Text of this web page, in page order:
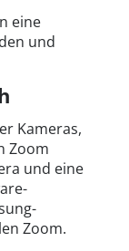
eine
und
Kameras,
Zoom
und eine
Zoom.